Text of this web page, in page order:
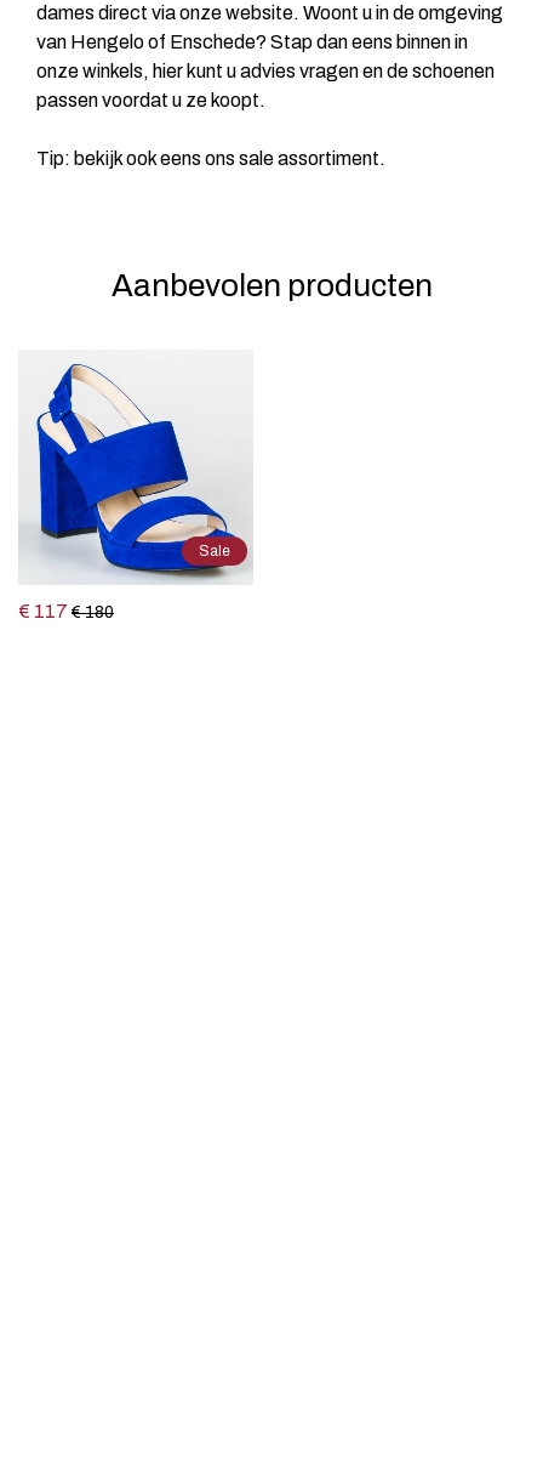
dames direct via onze website. Woont u in de omgeving
van Hengelo of Enschede? Stap dan eens binnen in
onze winkels, hier kunt u advies vragen en de schoenen
passen voordat u ze koopt.
Tip: bekijk ook eens ons saleassortiment.
Aanbevolen producten
Sale
€ 117 € 180